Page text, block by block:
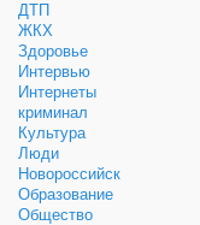
ДТП
ЖКХ
Здоровье
Интервью
Интернеты
криминал
Культура
Люди
Новороссийск
Образование
Общество